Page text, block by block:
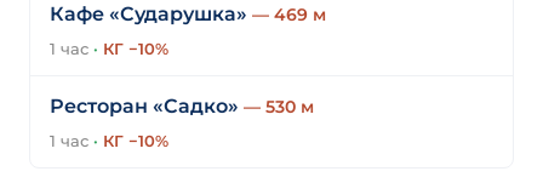
Кафе «Сударушка» — 469 м
1 час · КГ −10%
Ресторан «Садко» — 530 м
1 час · КГ −10%